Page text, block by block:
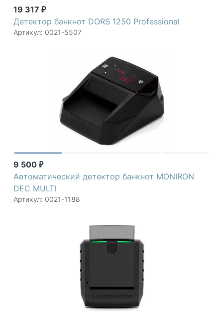
19 317 ₽
Детектор банкнот DORS 1250 Professional
Артикул: 0021-5507
9 500 ₽
Автоматический детектор банкнот MONIRON
DEC MULTI
Артикул: 0021-1188